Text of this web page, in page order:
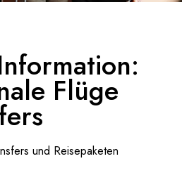
Flüge
und Reisepaketen